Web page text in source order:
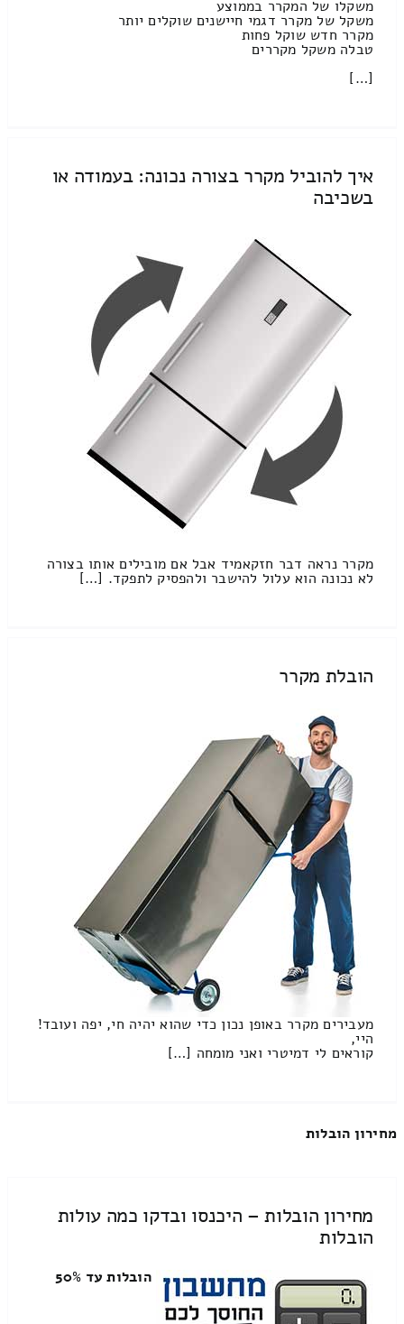
משקלו של המקרר בממוצע
משקל של מקרר דגמי חיישנים שוקלים יותר
מקרר חדש שוקל פחות
טבלה משקל מקררים
[…]
איך להוביל מקרר בצורה נכונה: בעמודה או
בשכיבה
מקרר נראה דבר חזקאמיד אבל אם מובילים אותו בצורה
לא נכונה הוא עלול להישבר ולהפסיק לתפקד. […]
הובלת מקרר
מעבירים מקרר באופן נכון כדי שהוא יהיה חי, יפה ועובד!
היי,
קוראים לי דמיטרי ואני מומחה […]
מחירון הובלות
מחירון הובלות – היכנסו ובדקו כמה עולות
הובלות
הובלות עד 50%